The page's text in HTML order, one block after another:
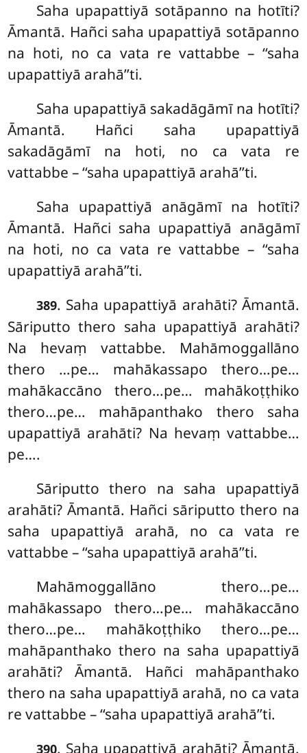
Saha upapattiyā sotāpanno na hotīti?
Āmantā. Hañci saha upapattiyā sotāpanno
na hoti, no ca vata re vattabbe – ‘‘saha
upapattiyā arahā’’ti.
Saha upapattiyā sakadāgāmī na hotīti?
Āmantā. Hañci saha upapattiyā
sakadāgāmī na hoti, no ca vata re
vattabbe – ‘‘saha upapattiyā arahā’’ti.
Saha upapattiyā anāgāmī na hotīti?
Āmantā. Hañci saha upapattiyā anāgāmī
na hoti, no ca vata re vattabbe – ‘‘saha
upapattiyā arahā’’ti.
389. Saha upapattiyā arahāti? Āmantā.
Sāriputto thero saha upapattiyā arahāti?
Na hevaṃ vattabbe. Mahāmoggallāno
thero …pe… mahākassapo thero…pe…
mahākaccāno thero…pe… mahākoṭṭhiko
thero…pe… mahāpanthako thero saha
upapattiyā arahāti? Na hevaṃ vattabbe…
pe….
Sāriputto thero na saha upapattiyā
arahāti? Āmantā. Hañci sāriputto thero na
saha upapattiyā arahā, no ca vata re
vattabbe – ‘‘saha upapattiyā arahā’’ti.
Mahāmoggallāno thero…pe…
mahākassapo thero…pe… mahākaccāno
thero…pe… mahākoṭṭhiko thero…pe…
mahāpanthako thero na saha upapattiyā
arahāti? Āmantā. Hañci mahāpanthako
thero na saha upapattiyā arahā, no ca vata
re vattabbe – ‘‘saha upapattiyā arahā’’ti.
390. Saha upapattiyā arahāti? Āmantā.